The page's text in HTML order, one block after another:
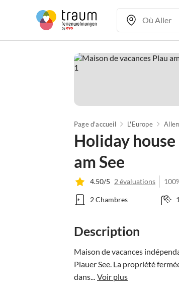
Page d'accueil L'Europe
Holiday
am See
4.50/5 2 évaluations
2 Chambres
Description
Maison de vacances
Plauer See. La propriété
dans... Voir plus